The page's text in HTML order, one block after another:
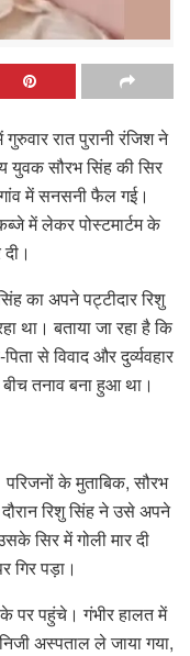
गुरुवार रात पुरानी रंजिश ने
युवक सौरभ सिंह की सिर
में सनसनी फैल गई।
में लेकर पोस्टमार्टम के
का अपने पट्टीदार रिशु
था। बताया जा रहा है कि
से विवाद और दुर्व्यवहार
तनाव बना हुआ था।
के मुताबिक, सौरभ
रिशु सिंह ने उसे अपने
सिर में गोली मार दी
गिर पड़ा।
पर पहुंचे। गंभीर हालत में
अस्पताल ले जाया गया,